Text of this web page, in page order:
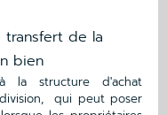
transfert de la
bien
à la structure d'achat
qui peut poser